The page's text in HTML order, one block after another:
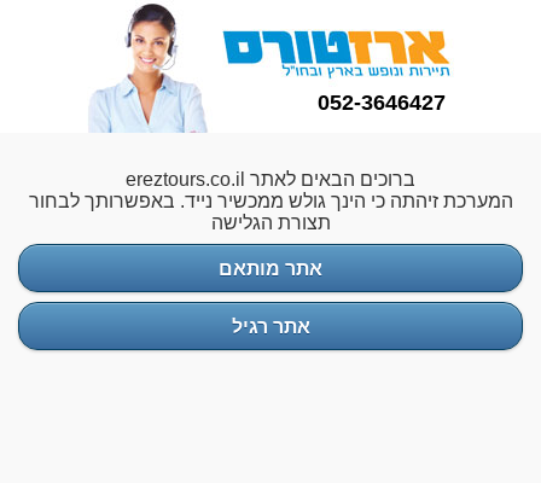
052-3646427
ברוכים הבאים לאתר ereztours.co.il
המערכת זיהתה כי הינך גולש ממכשיר נייד. באפשרותך לבחור
תצורת הגלישה
אתר מותאם
אתר רגיל